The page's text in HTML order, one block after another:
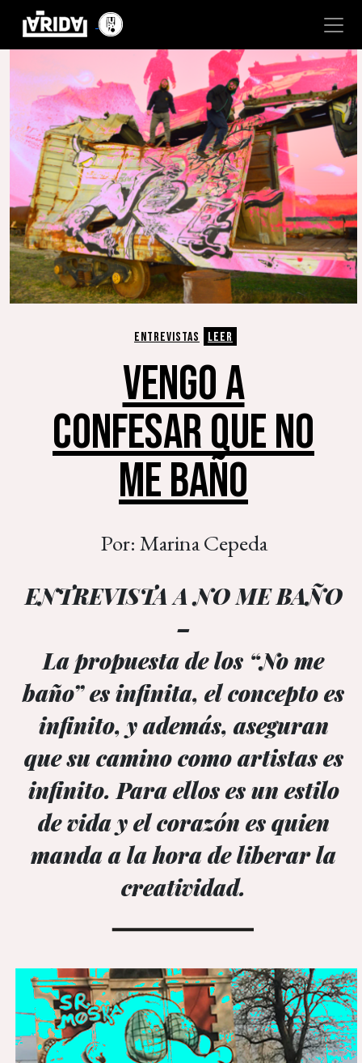
ENTREVISTAS LEER
VENGO A
CONFESAR QUE NO
ME BAÑO
Por: Marina Cepeda
ENTREVISTA A NO ME BAÑO
–
La propuesta de los “No me
baño” es infinita, el concepto es
infinito, y además, aseguran
que su camino como artistas es
infinito. Para ellos es un estilo
de vida y el corazón es quien
manda a la hora de liberar la
creatividad.